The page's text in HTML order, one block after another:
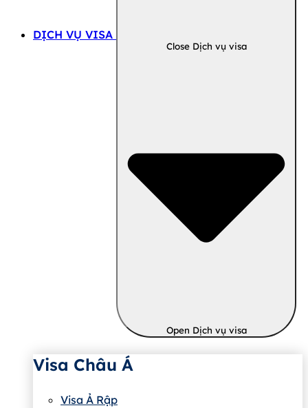
DỊCH VỤ VISA
Close Dịch vụ visa
Open Dịch vụ visa
Visa Châu Á
Visa Ả Rập